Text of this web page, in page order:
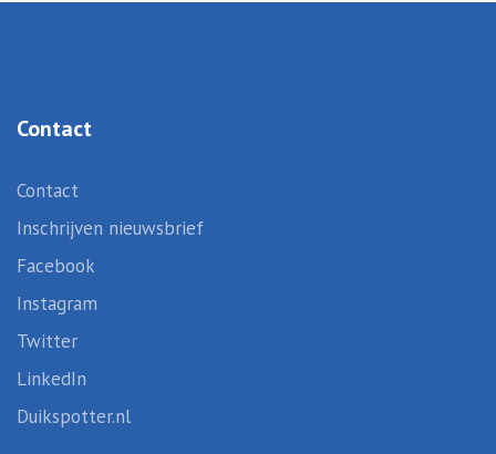
Contact
Contact
Inschrijven nieuwsbrief
Facebook
Instagram
Twitter
LinkedIn
Duikspotter.nl